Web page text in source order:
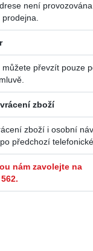
není
můžete převzít pouze
zboží
zboží i osobní
předchozí
nám zavolejte na